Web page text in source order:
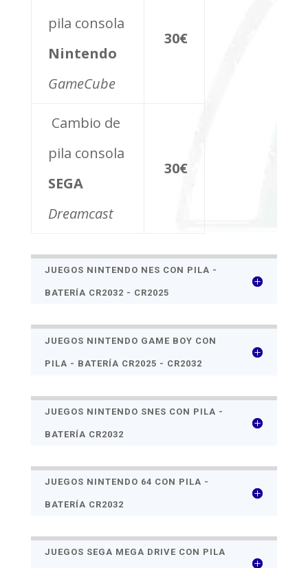
pila consola
Nintendo
GameCube
30€
Cambio de
pila consola
SEGA
Dreamcast
30€
JUEGOS NINTENDO NES CON PILA -
BATERÍA CR2032 - CR2025
JUEGOS NINTENDO GAME BOY CON
PILA - BATERÍA CR2025 - CR2032
JUEGOS NINTENDO SNES CON PILA -
BATERÍA CR2032
JUEGOS NINTENDO 64 CON PILA -
BATERÍA CR2032
JUEGOS SEGA MEGA DRIVE CON PILA